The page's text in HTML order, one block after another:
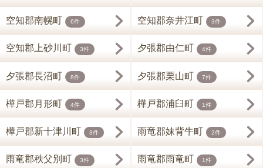
空知郡南幌町 6件 空知郡奈井江町 3件
空知郡上砂川町 3件 夕張郡由仁町 4件
夕張郡長沼町 8件 夕張郡栗山町 7件
樺戸郡月形町 4件 樺戸郡浦臼町 1件
樺戸郡新十津川町 3件 雨竜郡妹背牛町 2件
雨竜郡秩父別町 3件 雨竜郡雨竜町 1件